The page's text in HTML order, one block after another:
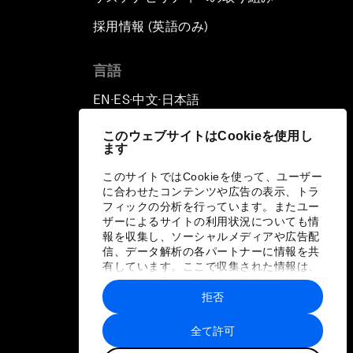
このウェブサイトはCookieを使用し
ます
このサイトではCookieを使って、ユーザー
に合わせたコンテンツや広告の表示、トラ
フィックの分析を行っています。またユー
ザーによるサイトの利用状況についても情
報を収集し、ソーシャルメディアや広告配
信、データ解析の各パートナーに情報を共
有しています。ここで収集された情報は、
ユーザーが各パートナーに提供した他の情
報や各パートナーのサービスを使用した際
に収集された情報と組み合わされ、各パー
トナーによって使用されることがありま
す。
全て許可
拒否
採用情報 (英語のみ)
言語
EN ▪ES▪中文▪ 日本語